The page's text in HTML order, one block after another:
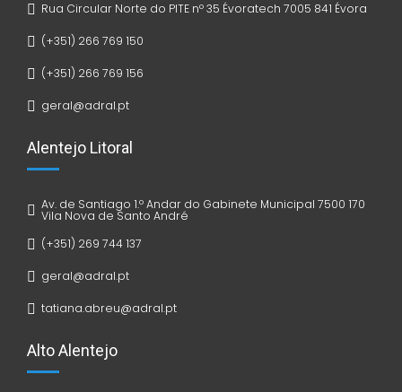
Rua Circular Norte do PITE nº 35 Évoratech 7005 841 Évora
(+351) 266 769 150
(+351) 266 769 156
geral@adral.pt
Alentejo Litoral
Av. de Santiago 1.º Andar do Gabinete Municipal 7500 170
Vila Nova de Santo André
(+351) 269 744 137
geral@adral.pt
tatiana.abreu@adral.pt
Alto Alentejo